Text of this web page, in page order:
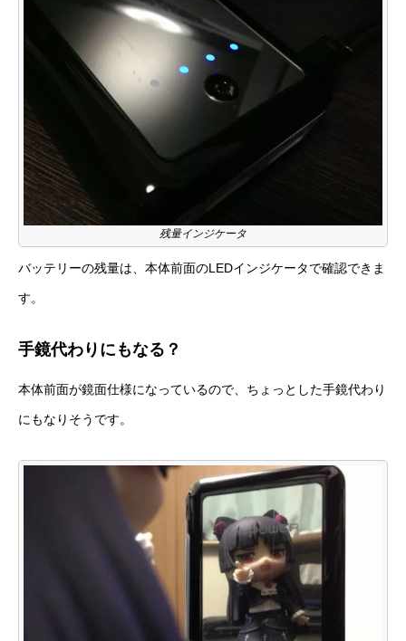
残量インジケータ
バッテリーの残量は、本体前面のLEDインジケータで確認できま
す。
手鏡代わりにもなる？
本体前面が鏡面仕様になっているので、ちょっとした手鏡代わり
にもなりそうです。